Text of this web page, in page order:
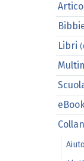
Libri
Aiuto